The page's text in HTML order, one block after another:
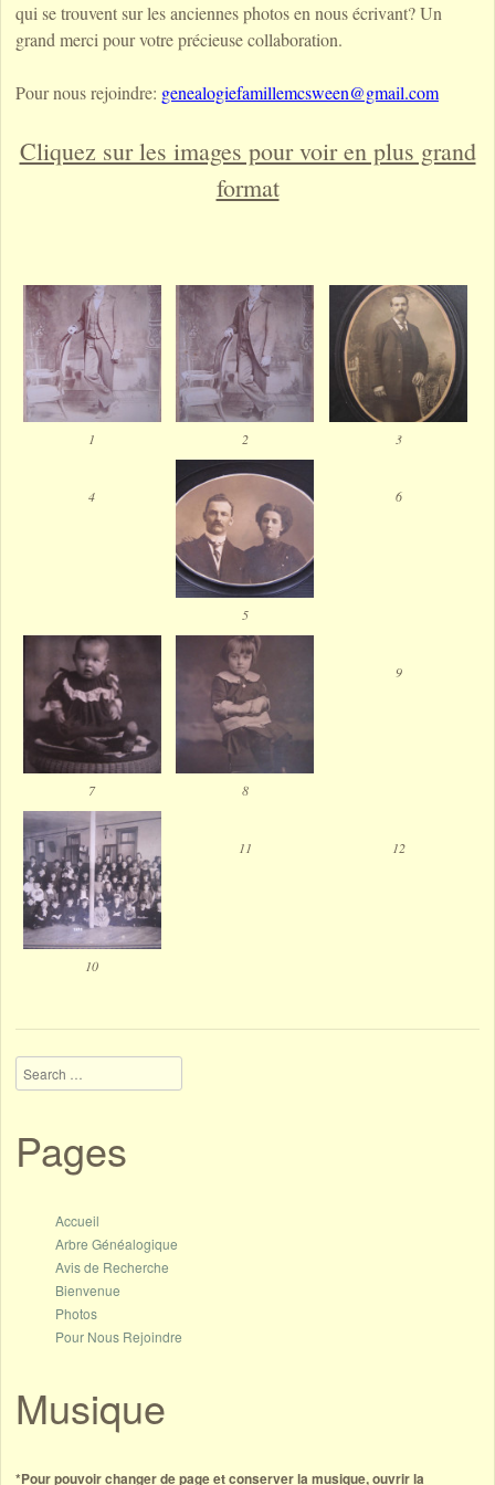
qui se trouvent sur les anciennes photos en nous écrivant? Un
grand merci pour votre précieuse collaboration.
Pour nous rejoindre: genealogiefamillemcsween@gmail.com
Cliquez sur les images pour voir en plus grand
format
1 2 3
4
5
6
7 8
9
10
11 12
Search
Pages
Accueil
Arbre Généalogique
Avis de Recherche
Bienvenue
Photos
Pour Nous Rejoindre
Musique
*Pour pouvoir changer de page et conserver la musique, ouvrir la